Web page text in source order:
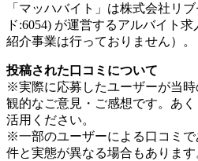
「マッハバイト」は株式会社リ
ド:6054) が運営するアルバイト
紹介事業は行っておりません）。
投稿された口コミについて
※実際に応募したユーザーが当
観的なご意見・ご感想です。あ
活用ください。
※一部のユーザーによる口コミ
件と実態が異なる場合もあります